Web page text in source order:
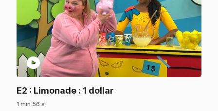
play_circle
E2 : Limonade : 1 dollar
1 min 56 s